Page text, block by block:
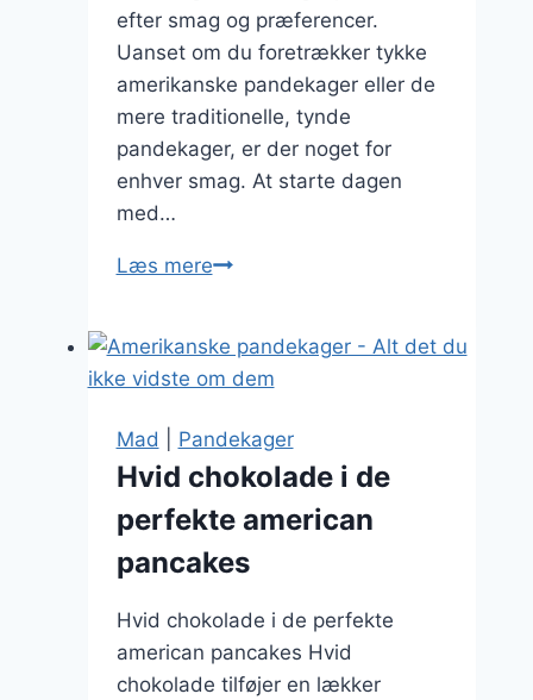
efter smag og præferencer.
Uanset om du foretrækker tykke
amerikanske pandekager eller de
mere traditionelle, tynde
pandekager, er der noget for
enhver smag. At starte dagen
med…
Læs merePandekager
med
æg
Mad
Pandekager
Hvid chokolade i de
perfekte american
pancakes
Hvid chokolade i de perfekte
american pancakes Hvid
chokolade tilføjer en lækker